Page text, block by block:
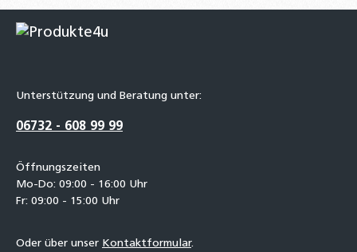
Unterstützung und Beratung unter:
06732 - 608 99 99
Öffnungszeiten
Mo-Do: 09:00 - 16:00 Uhr
Fr: 09:00 - 15:00 Uhr
Oder über unser Kontaktformular.